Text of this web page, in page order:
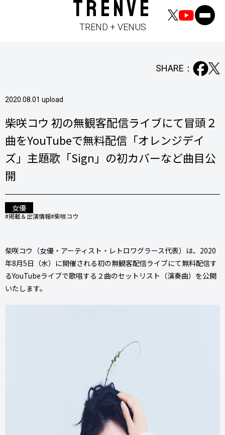
TRENVE
TREND + VENUS
2020.08.01 upload
SHARE：
柴咲コウ 初の無観客配信ライブにて冒頭２
曲をYouTubeで無料配信「オレンジデイ
ズ」主題歌「Sign」の初カバーなど曲目公
開
女優
#掲載＆出演情報#柴咲コウ
柴咲コウ（女優・アーティスト・レトロワグラース代表）は、2020
年8月5日（水）に開催される初の無観客配信ライブにて無料配信す
るYouTubeライブで歌唱する２曲のセットリスト（演奏曲）を公開
いたします。